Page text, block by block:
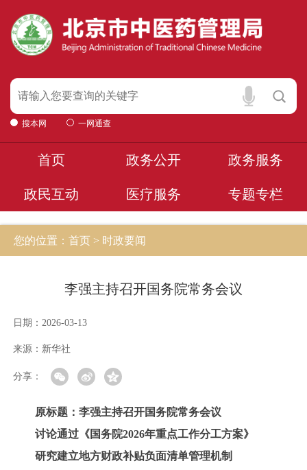
搜本网 一网通查
首页 政务公开 政务服务
政民互动 医疗服务 专题专栏
您的位置：首页 > 时政要闻
李强主持召开国务院常务会议
日期： 2026-03-13
来源： 新华社
分享：
原标题：李强主持召开国务院常务会议
讨论通过《国务院2026年重点工作分工方案》
研究建立地方财政补贴负面清单管理机制